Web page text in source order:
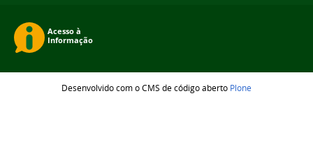
Desenvolvido com o CMS de código aberto Plone